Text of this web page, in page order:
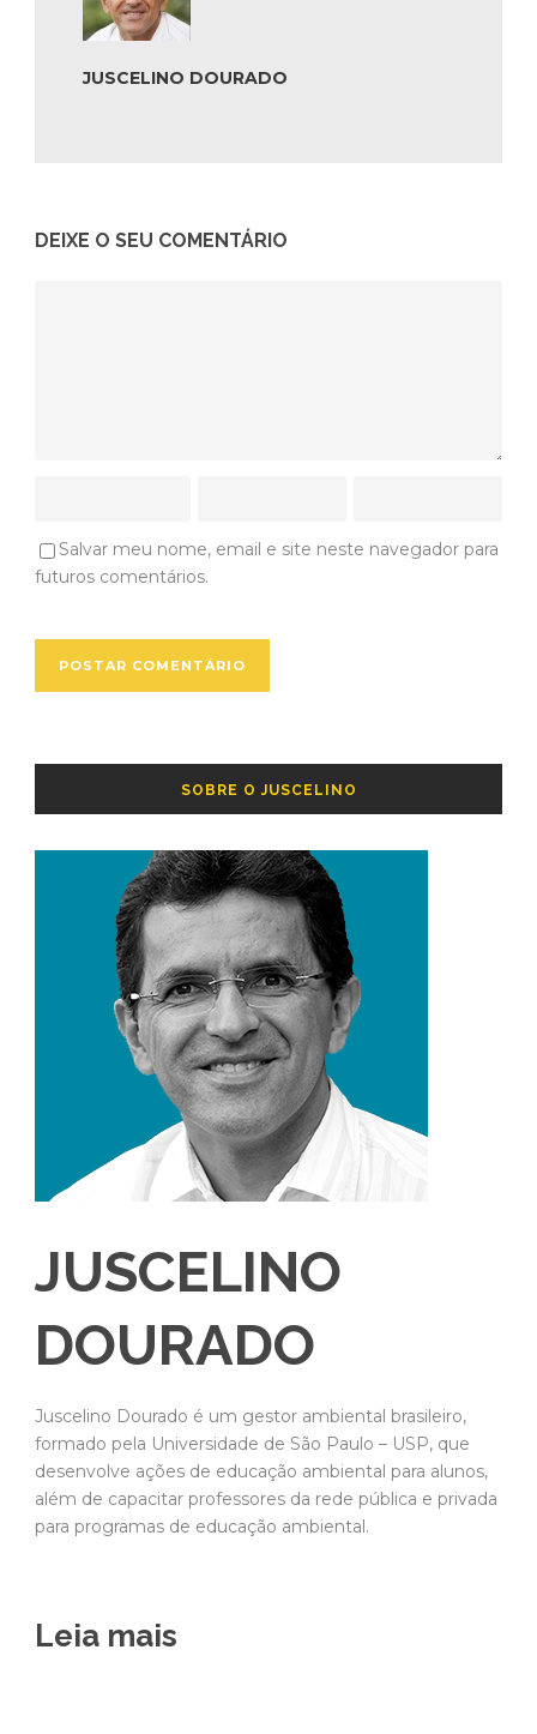
JUSCELINO DOURADO
DEIXE O SEU COMENTÁRIO
Salvar meu nome, email e site neste navegador para
futuros comentários.
SOBRE O JUSCELINO
JUSCELINO
DOURADO
Juscelino Dourado é um gestor ambiental brasileiro,
formado pela Universidade de São Paulo – USP, que
desenvolve ações de educação ambiental para alunos,
além de capacitar professores da rede pública e privada
para programas de educação ambiental.
Leia mais